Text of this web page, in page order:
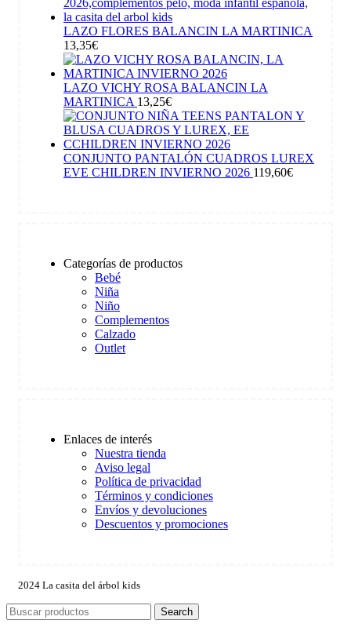
LAZO FLORES BALANCIN LA MARTINICA
13,35€
LAZO VICHY ROSA BALANCIN LA
MARTINICA 13,25€
CONJUNTO PANTALÓN CUADROS LUREX
EVE CHILDREN INVIERNO 2026 119,60€
Categorías de productos
Bebé
Niña
Niño
Complementos
Calzado
Outlet
Enlaces de interés
Nuestra tienda
Aviso legal
Política de privacidad
Términos y condiciones
Envíos y devoluciones
Descuentos y promociones
2024 La casita del árbol kids
Search